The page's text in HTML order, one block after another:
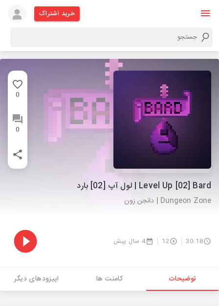
خرید اشتراک
0
0
Level Up [02] Bard | لول آپ [02] بارد
Dungeon Zone | دانجن زون
30:18
12 4 سال پیش
توضیحات کامنت ها اپیزودهای دیگر